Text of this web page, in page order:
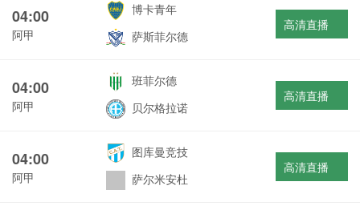
04:00
阿甲
博卡青年
萨斯菲尔德
高清直播
04:00
阿甲
班菲尔德
贝尔格拉诺
高清直播
04:00
阿甲
图库曼竞技
萨尔米安杜
高清直播